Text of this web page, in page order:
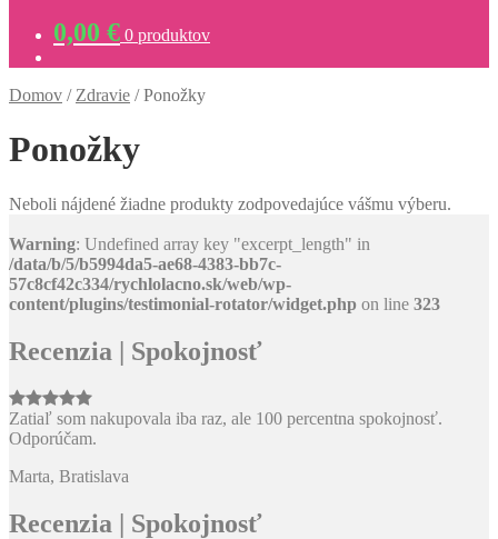
0,00 € 0 produktov
Domov / Zdravie /Ponožky
Ponožky
Neboli nájdené žiadne produkty zodpovedajúce vášmu výberu.
Warning: Undefined array key "excerpt_length" in
/data/b/5/b5994da5-ae68-4383-bb7c-
57c8cf42c334/rychlolacno.sk/web/wp-
content/plugins/testimonial-rotator/widget.php on line 323
Recenzia | Spokojnosť
Zatiaľ som nakupovala iba raz, ale 100 percentna spokojnosť.
Odporúčam.
Marta, Bratislava
Recenzia | Spokojnosť